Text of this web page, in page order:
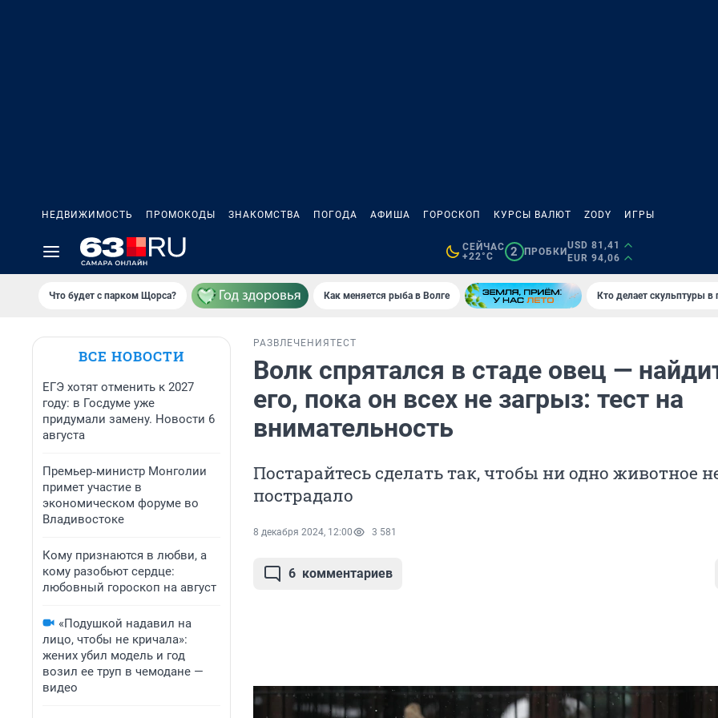
НЕДВИЖИМОСТЬ ПРОМОКОДЫ ЗНАКОМСТВА ПОГОДА АФИША ГОРОСКОП КУРСЫ ВАЛЮТ ZODY ИГРЫ
СЕЙЧАС
+22°C
2 ПРОБКИ
USD 81,41
EUR 94,06
Что будет с парком Щорса? Как меняется рыба в Волге Кто делает скульптуры в
ВСЕ НОВОСТИ
ЕГЭ хотят отменить к 2027
году: в Госдуме уже
придумали замену. Новости 6
августа
Премьер‑министр Монголии
примет участие в
экономическом форуме во
Владивостоке
Кому признаются в любви, а
кому разобьют сердце:
любовный гороскоп на август
«Подушкой надавил на
лицо, чтобы не кричала»:
жених убил модель и год
возил ее труп в чемодане —
видео
РАЗВЛЕЧЕНИЯ ТЕСТ
Волк спрятался в стаде овец —
его, пока он всех не загрыз: тест на
внимательность
Постарайтесь сделать так, чтобы ни одно животное
пострадало
8 декабря 2024, 12:00 3 581
6 комментариев